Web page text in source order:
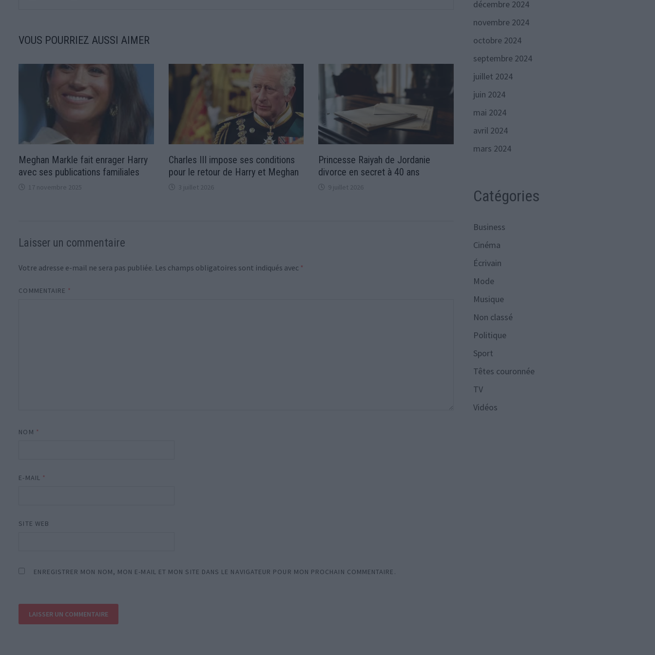
VOUS POURRIEZ AUSSI AIMER
Meghan Markle fait enrager Harry
avec ses publications familiales
17 novembre 2025
Charles III impose ses conditions
pour le retour de Harry et Meghan
3 juillet 2026
Princesse Raiyah de Jordanie
divorce en secret à 40 ans
9 juillet 2026
Laisser un commentaire
Votre adresse e-mail ne sera pas publiée. Les champs obligatoires sont indiqués avec *
COMMENTAIRE *
NOM *
E-MAIL *
SITE WEB
ENREGISTRER MON NOM, MON E-MAIL ET MON SITE DANS LE NAVIGATEUR POUR MON PROCHAIN COMMENTAIRE.
décembre 2024
novembre 2024
octobre 2024
septembre 2024
juillet 2024
juin 2024
mai 2024
avril 2024
mars 2024
Catégories
Business
Cinéma
Écrivain
Mode
Musique
Non classé
Politique
Sport
Têtes couronnée
TV
Vidéos